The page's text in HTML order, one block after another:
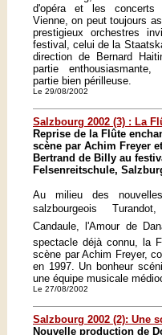
d'opéra et les concerts
Vienne, on peut toujours
prestigieux orchestres
festival, celui de la
direction de Bernard
partie
partie bien périlleuse.
Le 29/08/2002
Salzbourg 2002 (3) : La
Reprise de la Flûte
scène par Achim Freyer
Bertrand de Billy au
Felsenreitschule,
Au milieu des
salzbourgeois 
Candaule, l'Amour de
spectacle déjà connu, la
scène par Achim Freyer,
en 1997. Un bonheur
une équipe musicale
Le 27/08/2002
Salzbourg 2002 (2): Une
Nouvelle production de